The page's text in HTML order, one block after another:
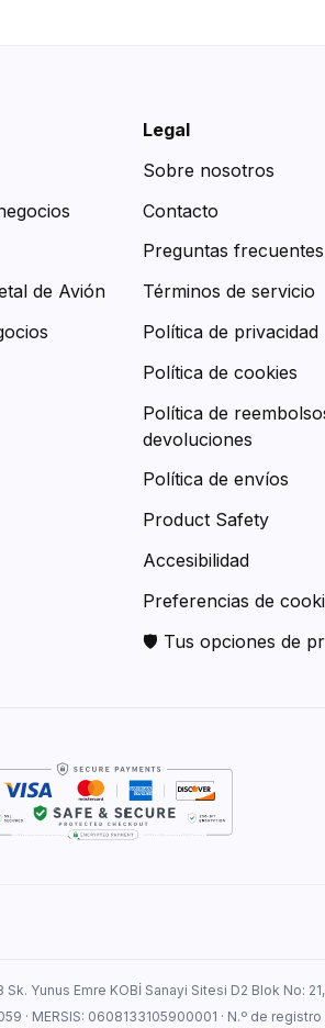
de Avión
Legal
Sobre nosotros
Contacto
Preguntas frecuentes
Términos de servicio
Política de privacidad
Política de cookies
Política de
devoluciones
Política de envíos
Product Safety
Accesibilidad
Preferencias de
🛡 Tus opciones de
Sk. Yunus Emre KOBİ Sanayi Sitesi D2 Blok No:
· MERSIS: 0608133105900001 · N.º de